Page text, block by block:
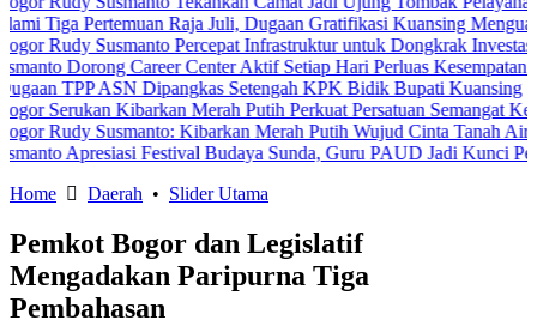
Raja Juli, Dugaan Gratifikasi Kuansing Menguat
Susmanto Percepat Infrastruktur untuk Dongkrak Investasi
Career Center Aktif Setiap Hari Perluas Kesempatan Kerja
ASN Dipangkas Setengah KPK Bidik Bupati Kuansing
Kibarkan Merah Putih Perkuat Persatuan Semangat Kemerdekaan
Susmanto: Kibarkan Merah Putih Wujud Cinta Tanah Air
Festival Budaya Sunda, Guru PAUD Jadi Kunci Pendidikan
Home
Daerah • Slider Utama
Pemkot Bogor dan Legislatif
Mengadakan Paripurna Tiga
Pembahasan